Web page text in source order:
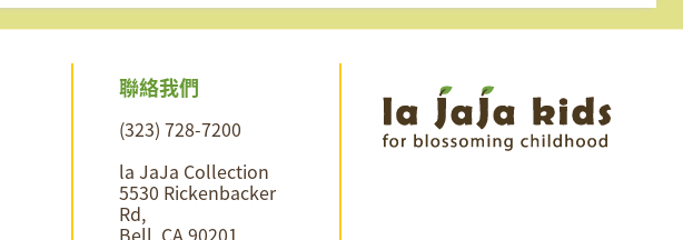
聯絡我們
(323) 728-7200
la JaJa Collection
5530 Rickenbacker
Rd,
Bell, CA 90201